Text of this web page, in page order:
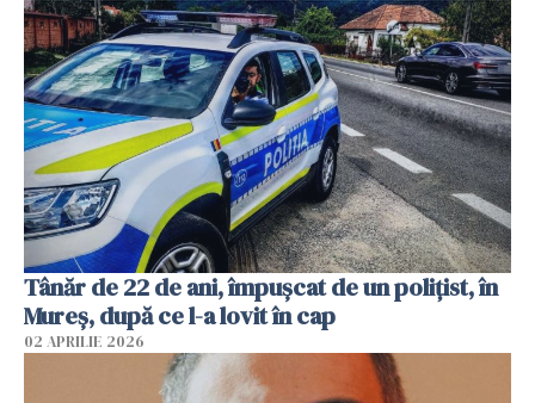
Tânăr de 22 de ani, împușcat de un polițist, în
Mureș, după ce l-a lovit în cap
02 APRILIE 2026